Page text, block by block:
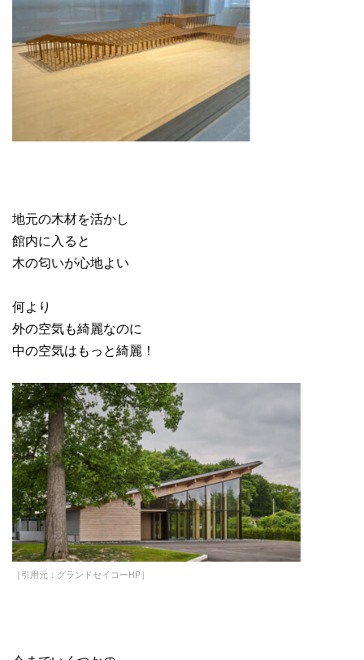
地元の木材を活かし
館内に入ると
木の匂いが心地よい
何より
外の空気も綺麗なのに
中の空気はもっと綺麗！
［引用元：グランドセイコーHP］